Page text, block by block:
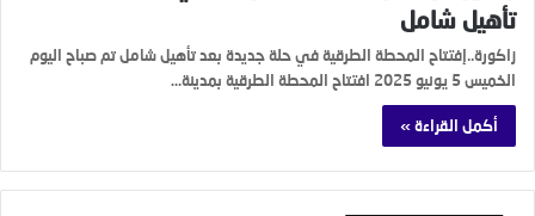
تأهيل شامل
زاكورة..إفتتاح المحطة الطرقية في حلة جديدة بعد تأهيل شامل تم صباح اليوم
الخميس 5 يونيو 2025 افتتاح المحطة الطرقية بمدينة…
أكمل القراءة »